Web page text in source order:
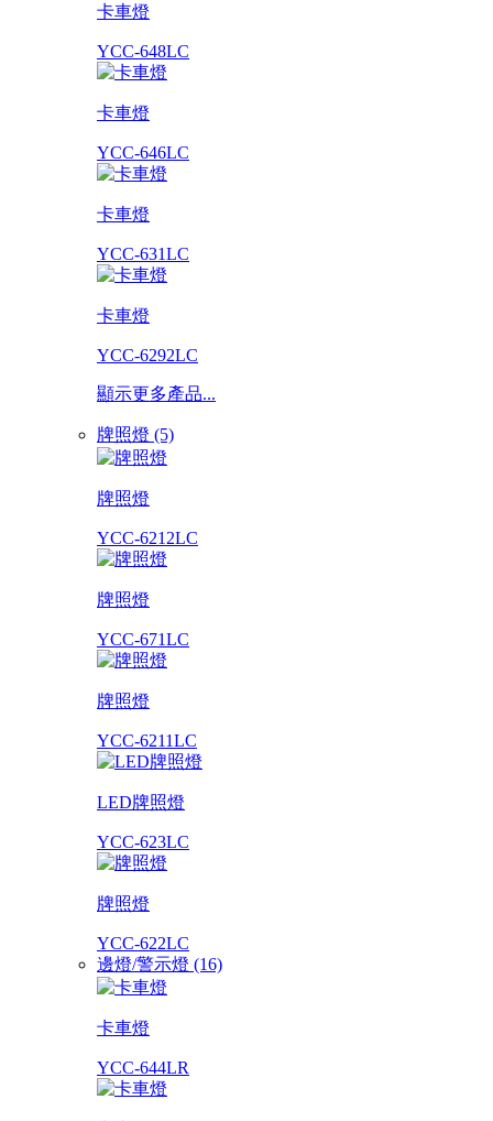
卡車燈
YCC-648LC
卡車燈
YCC-646LC
卡車燈
YCC-631LC
卡車燈
YCC-6292LC
顯示更多產品...
牌照燈 (5)
牌照燈
YCC-6212LC
牌照燈
YCC-671LC
牌照燈
YCC-6211LC
LED牌照燈
YCC-623LC
牌照燈
YCC-622LC
邊燈/警示燈 (16)
卡車燈
YCC-644LR